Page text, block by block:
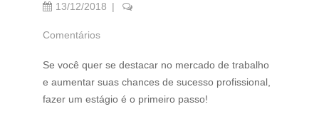
13/12/2018
Comentários
Se você quer se destacar no mercado de trabalho
e aumentar suas chances de sucesso profissional,
fazer um estágio é o primeiro passo!